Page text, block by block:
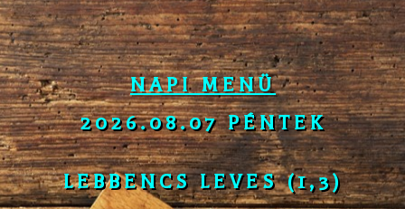
NAPI MENÜ
2026.08.07 PÉNTEK
LEBBENCS LEVES (1,3)